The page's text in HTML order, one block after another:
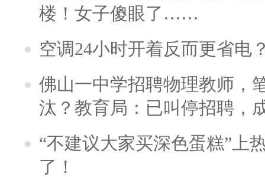
楼！女子傻眼了……
空调24小时开着反而更省电
佛山一中学招聘物理教师，
汰？教育局：已叫停招聘，
“不建议大家买深色蛋糕”上
了！